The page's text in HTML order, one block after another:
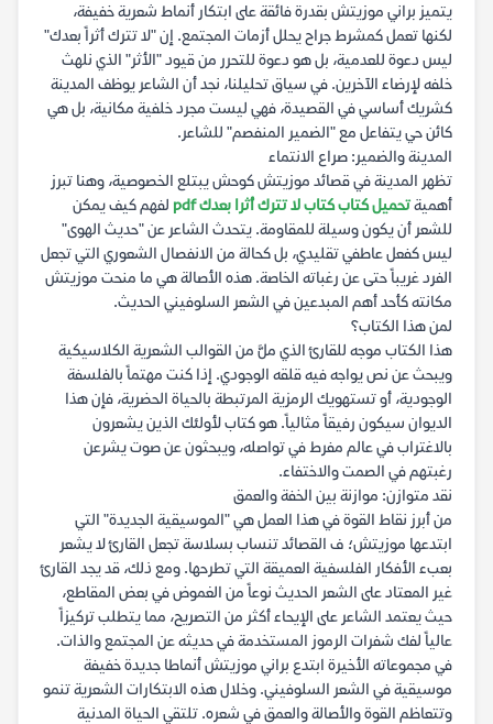
يتميز براني موزيتش بقدرة فائقة على ابتكار أنماط شعرية خفيفة،
لكنها تعمل كمشرط جراح يحلل أزمات المجتمع. إن "لا تترك أثراً بعدك"
ليس دعوة للعدمية، بل هو دعوة للتحرر من قيود "الأثر" الذي نلهث
خلفه لإرضاء الآخرين. في سياق تحليلنا، نجد أن الشاعر يوظف المدينة
كشريك أساسي في القصيدة، فهي ليست مجرد خلفية مكانية، بل هي
كائن حي يتفاعل مع "الضمير المنفصم" للشاعر.
المدينة والضمير: صراع الانتماء
تظهر المدينة في قصائد موزيتش كوحش يبتلع الخصوصية، وهنا تبرز
أهميةتحميل كتاب كتاب لا تترك أثرا بعدك pdf
لفهم كيف يمكن
للشعر أن يكون وسيلة للمقاومة. يتحدث الشاعر عن "حديث الهوى"
ليس كفعل عاطفي تقليدي، بل كحالة من الانفصال الشعوري التي تجعل
الفرد غريباً حتى عن رغباته الخاصة. هذه الأصالة هي ما منحت موزيتش
مكانته كأحد أهم المبدعين في الشعر السلوفيني الحديث.
لمن هذا الكتاب؟
هذا الكتاب موجه للقارئ الذي ملَّ من القوالب الشعرية الكلاسيكية
ويبحث عن نص يواجه فيه قلقه الوجودي. إذا كنت مهتماً بالفلسفة
الوجودية، أو تستهويك الرمزية المرتبطة بالحياة الحضرية، فإن هذا
الديوان سيكون رفيقاً مثالياً. هو كتاب لأولئك الذين يشعرون
بالاغتراب في عالم مفرط في تواصله، ويبحثون عن صوت يشرعن
رغبتهم في الصمت والاختفاء.
نقد متوازن: موازنة بين الخفة والعمق
من أبرز نقاط القوة في هذا العمل هي "الموسيقية الجديدة" التي
ابتدعها موزيتش؛ ف القصائد تنساب بسلاسة تجعل القارئ لا يشعر
بعبء الأفكار الفلسفية العميقة التي تطرحها. ومع ذلك، قد يجد القارئ
غير المعتاد على الشعر الحديث نوعاً من الغموض في بعض المقاطع،
حيث يعتمد الشاعر على الإيحاء أكثر من التصريح، مما يتطلب تركيزاً
عالياً لفك شفرات الرموز المستخدمة في حديثه عن المجتمع والذات.
في مجموعاته الأخيرة ابتدع براني موزيتش أنماطا جديدة خفيفة
موسيقية في الشعر السلوفيني. وخلال هذه الابتكارات الشعرية تنمو
وتتعاظم القوة والأصالة والعمق في شعره. تلتقي الحياة المدنية